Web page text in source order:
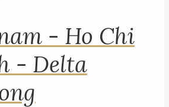
- Ho Chi
- Delta